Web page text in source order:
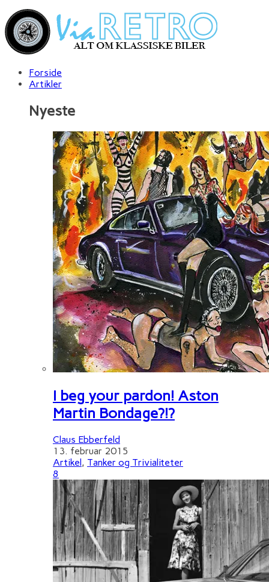
Forside
Artikler
Nyeste
I beg your pardon! Aston
Martin Bondage?!?
Claus Ebberfeld
13. februar 2015
Artikel, Tanker og Trivialiteter
8